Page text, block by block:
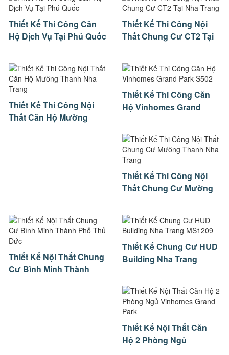
Thiết Kế Thi Công Căn
Hộ Dịch Vụ Tại Phú Quốc
Thiết Kế Thi Công Nội
Thất Chung Cư CT2 Tại
Thiết Kế Thi Công Nội
Thất Căn Hộ Mường
Thiết Kế Thi Công Căn
Hộ Vinhomes Grand
Thiết Kế Thi Công Nội
Thất Chung Cư Mường
Thiết Kế Nội Thất Chung
Cư Bình Minh Thành
Thiết Kế Chung Cư HUD
Building Nha Trang
Thiết Kế Nội Thất Căn
Hộ 2 Phòng Ngủ